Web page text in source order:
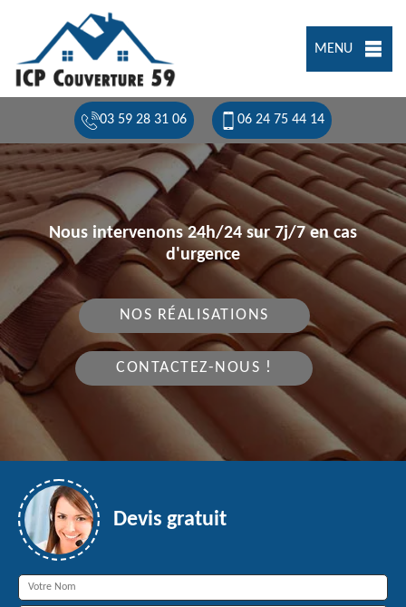
MENU
03 59 28 31 06 06 24 75 44 14
Nous intervenons 24h/24 sur 7j/7 en cas
d'urgence
NOS RÉALISATIONS
CONTACTEZ-NOUS !
Devis gratuit